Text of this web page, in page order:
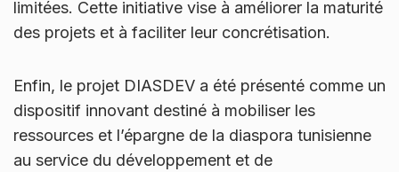
limitées. Cette initiative vise à améliorer la maturité
des projets et à faciliter leur concrétisation.
Enfin, le projet DIASDEV a été présenté comme un
dispositif innovant destiné à mobiliser les
ressources et l’épargne de la diaspora tunisienne
au service du développement et de